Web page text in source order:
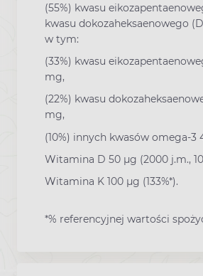
(55%) kwasu
kwasu dokozaheksaenowego
w tym:
(33%) kwasu
mg,
(22%) kwasu
mg,
(10%) innych kwasów omega-3
Witamina D 50 µg (2000 j.m.,
Witamina K 100 µg (133%*).
*% referencyjnej wartości